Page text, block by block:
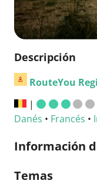
Descripción
RouteYou
|
Danés • Francés •
Información
Temas